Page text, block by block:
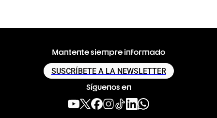
Mantente siempre informado
SUSCRÍBETE A LA NEWSLETTER
Síguenos en